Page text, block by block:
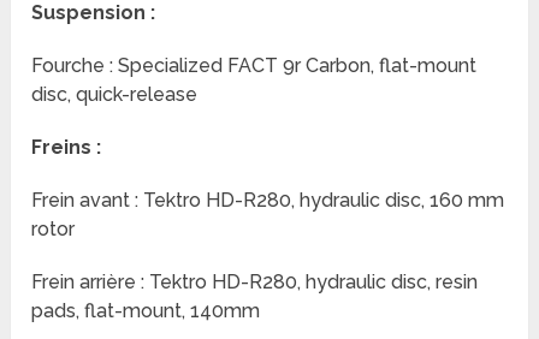
Suspension :
Fourche : Specialized FACT 9r Carbon, flat-mount
disc, quick-release
Freins :
Frein avant : Tektro HD-R280, hydraulic disc, 160 mm
rotor
Frein arrière : Tektro HD-R280, hydraulic disc, resin
pads, flat-mount, 140mm